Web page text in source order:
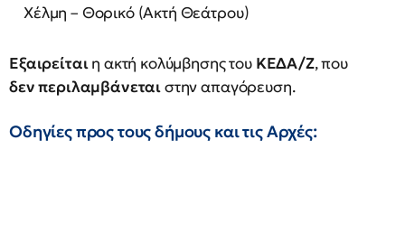
Χέλμη – Θορικό (Ακτή Θεάτρου)
Εξαιρείταιη ακτή κολύμβησης του ΚΕΔΑ/Ζ, που
δεν περιλαμβάνεταιστην απαγόρευση.
Οδηγίες προς τους δήμους και τις Αρχές: